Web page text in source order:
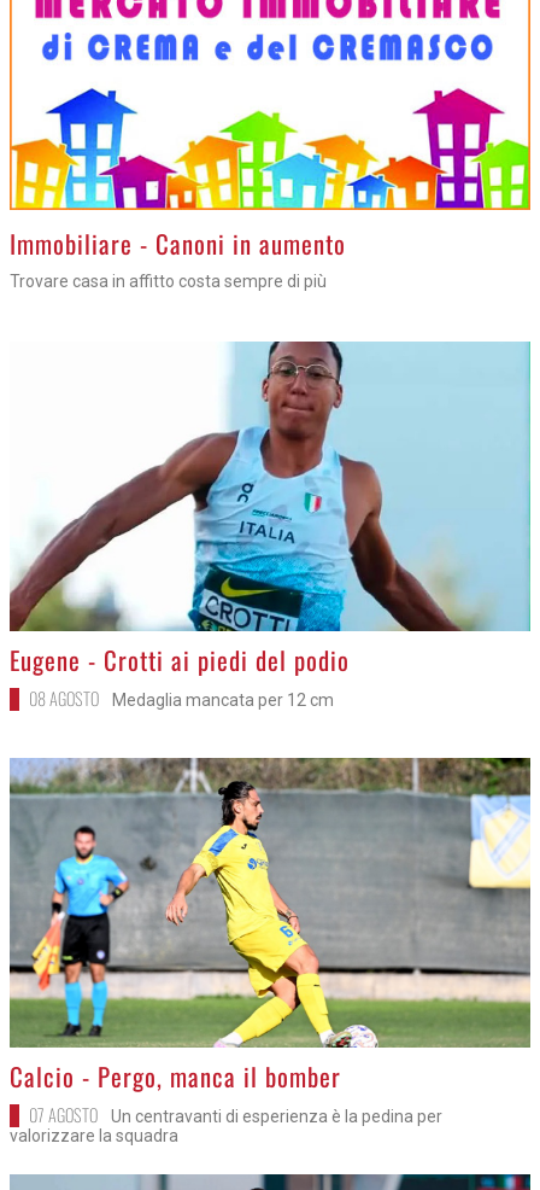
>Immobiliare - Canoni in aumento
Trovare casa in affitto costa sempre di più
>
Eugene - Crotti ai piedi del podio
08 AGOSTO Medaglia mancata per 12 cm
>
Calcio - Pergo, manca il bomber
07 AGOSTO
Un centravanti di esperienza è la pedina per
valorizzare la squadra